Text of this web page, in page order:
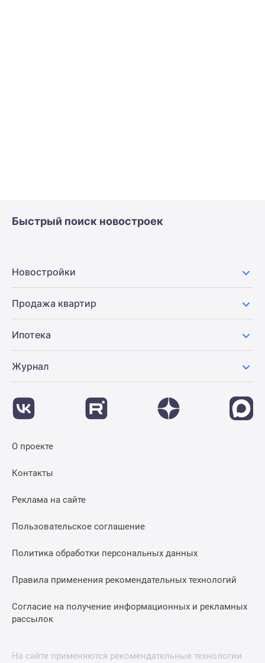
Быстрый поиск новостроек
Новостройки
Продажа квартир
Ипотека
Журнал
О проекте
Контакты
Реклама на сайте
Пользовательское соглашение
Политика обработки персональных данных
Правила применения рекомендательных технологий
Согласие на получение информационных и рекламных
рассылок
На сайте применяются рекомендательные технологии